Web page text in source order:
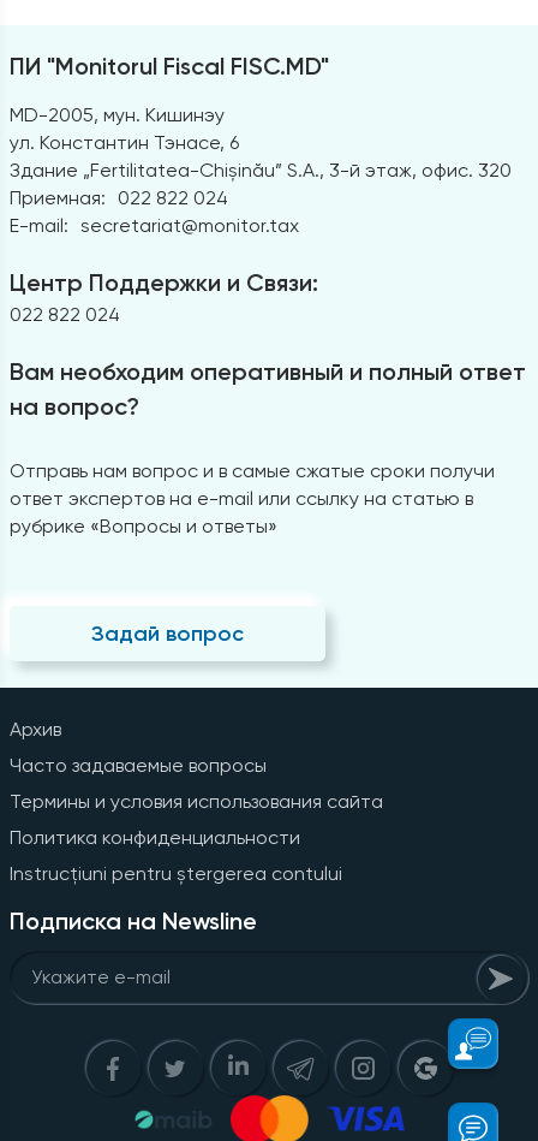
ПИ "Monitorul Fiscal FISC.MD"
MD-2005, мун. Кишинэу
ул. Константин Тэнасе, 6
Здание „Fertilitatea-Chișinău” S.A., 3-й этаж, офис. 320
Приемная:
022 822 024
E-mail: secretariat@monitor.tax
Центр Поддержки и Связи:
022 822 024
Вам необходим оперативный и полный ответ
на вопрос?
Отправь нам вопрос и в самые сжатые сроки получи
ответ экспертов на e-mail или ссылку на статью в
рубрике «Вопросы и ответы»
Задай вопрос
Архив
Часто задаваемые вопросы
Термины и условия использования сайта
Политика конфиденциальности
Instrucțiuni pentru ștergerea contului
Подписка на Newsline